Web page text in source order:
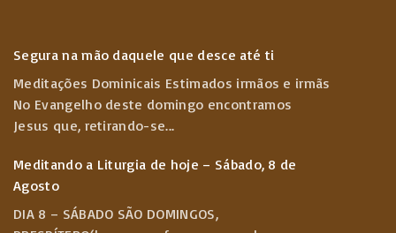
Segura na mão daquele que desce até ti
Meditações Dominicais Estimados irmãos e irmãs
No Evangelho deste domingo encontramos
Jesus que, retirando-se...
Meditando a Liturgia de hoje – Sábado, 8 de
Agosto
DIA 8 – SÁBADO SÃO DOMINGOS,